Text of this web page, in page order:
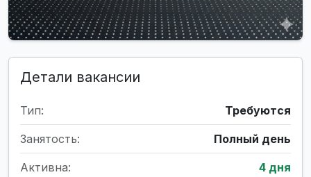
Детали вакансии
Тип: Требуются
Занятость: Полный день
Активна: 4 дня